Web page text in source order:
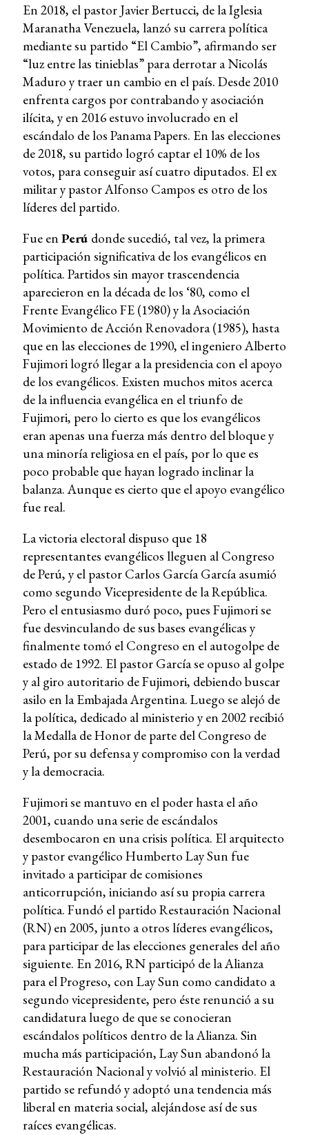
En 2018, el pastor Javier Bertucci, de la Iglesia
Maranatha Venezuela, lanzó su carrera política
mediante su partido “El Cambio”, afirmando ser
“luz entre las tinieblas” para derrotar a Nicolás
Maduro y traer un cambio en el país. Desde 2010
enfrenta cargos por contrabando y asociación
ilícita, y en 2016 estuvo involucrado en el
escándalo de los Panama Papers. En las elecciones
de 2018, su partido logró captar el 10% de los
votos, para conseguir así cuatro diputados. El ex
militar y pastor Alfonso Campos es otro de los
líderes del partido.
Fue en Perú donde sucedió, tal vez, la primera
participación significativa de los evangélicos en
política. Partidos sin mayor trascendencia
aparecieron en la década de los ‘80, como el
Frente Evangélico FE (1980) y la Asociación
Movimiento de Acción Renovadora (1985), hasta
que en las elecciones de 1990, el ingeniero Alberto
Fujimori logró llegar a la presidencia con el apoyo
de los evangélicos. Existen muchos mitos acerca
de la influencia evangélica en el triunfo de
Fujimori, pero lo cierto es que los evangélicos
eran apenas una fuerza más dentro del bloque y
una minoría religiosa en el país, por lo que es
poco probable que hayan logrado inclinar la
balanza. Aunque es cierto que el apoyo evangélico
fue real.
La victoria electoral dispuso que 18
representantes evangélicos lleguen al Congreso
de Perú, y el pastor Carlos García García asumió
como segundo Vicepresidente de la República.
Pero el entusiasmo duró poco, pues Fujimori se
fue desvinculando de sus bases evangélicas y
finalmente tomó el Congreso en el autogolpe de
estado de 1992. El pastor García se opuso al golpe
y al giro autoritario de Fujimori, debiendo buscar
asilo en la Embajada Argentina. Luego se alejó de
la política, dedicado al ministerio y en 2002 recibió
la Medalla de Honor de parte del Congreso de
Perú, por su defensa y compromiso con la verdad
y la democracia.
Fujimori se mantuvo en el poder hasta el año
2001, cuando una serie de escándalos
desembocaron en una crisis política. El arquitecto
y pastor evangélico Humberto Lay Sun fue
invitado a participar de comisiones
anticorrupción, iniciando así su propia carrera
política. Fundó el partido Restauración Nacional
(RN) en 2005, junto a otros líderes evangélicos,
para participar de las elecciones generales del año
siguiente. En 2016, RN participó de la Alianza
para el Progreso, con Lay Sun como candidato a
segundo vicepresidente, pero éste renunció a su
candidatura luego de que se conocieran
escándalos políticos dentro de la Alianza. Sin
mucha más participación, Lay Sun abandonó la
Restauración Nacional y volvió al ministerio. El
partido se refundó y adoptó una tendencia más
liberal en materia social, alejándose así de sus
raíces evangélicas.